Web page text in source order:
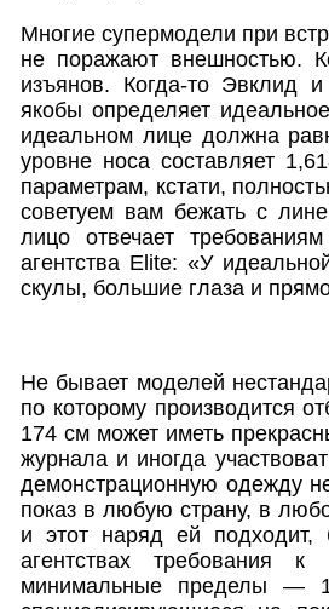
Многие супермодели при
не поражают внешностью.
изъянов. Когда-то Эвклид
якобы определяет
идеальном лице должна
уровне носа составляет
параметрам, кстати,
советуем вам бежать с
лицо отвечает
агентства Elite: «У
скулы, большие глаза и
Не бывает моделей
по которому производится
174 см может иметь
журнала и иногда
демонстрационную одежду
показ в любую страну, в
и этот наряд ей подходит,
агентствах требования
минимальные пределы —